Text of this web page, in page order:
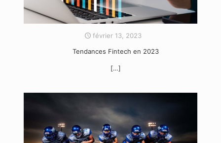
février 13, 2023
Tendances Fintech en 2023
[…]